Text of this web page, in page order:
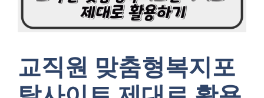
교직원 맞춤형복지포